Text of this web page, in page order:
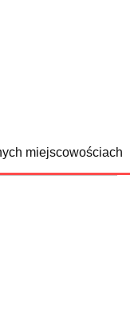
miejscowościach